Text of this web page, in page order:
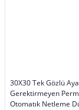
30X30 Tek Gözlü
Gerektirmeyen
Otomatık Netleme